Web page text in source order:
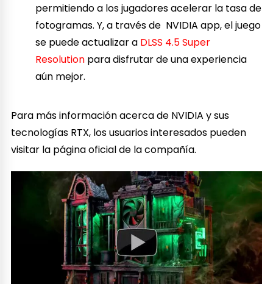
permitiendo a los jugadores acelerar la tasa de
fotogramas. Y, a través de NVIDIA app, el juego
se puede actualizar a DLSS 4.5 Super
Resolution para disfrutar de una experiencia
aún mejor.
Para más información acerca de NVIDIA y sus
tecnologías RTX, los usuarios interesados pueden
visitar la página oficial de la compañía.